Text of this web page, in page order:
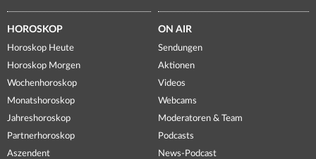
HOROSKOP
Horoskop Heute
Horoskop Morgen
Wochenhoroskop
Monatshoroskop
Jahreshoroskop
Partnerhoroskop
Aszendent
ON AIR
Sendungen
Aktionen
Videos
Webcams
Moderatoren & Team
Podcasts
News-Podcast